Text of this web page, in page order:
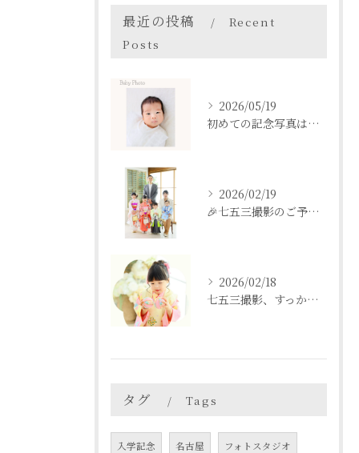
最近の投稿
Recent
Posts
2026/05/19
初めての記念写真はは、DEAR STUDIOで。
2026/02/19
🎉七五三撮影のご予約をご検討中の方へ🎉
2026/02/18
七五三撮影、すっかり忘れてた💦という方も
タグ Tags
入学記念 名古屋 フォトスタジオ